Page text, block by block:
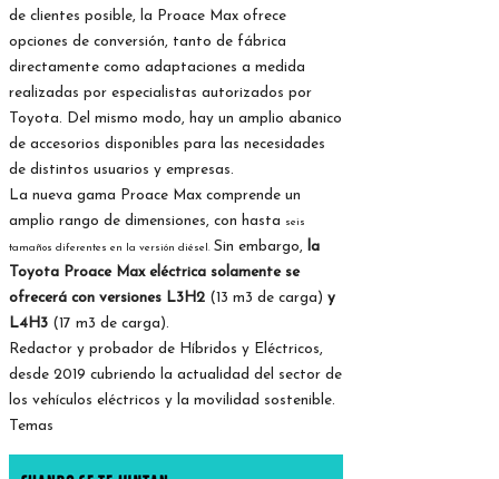
de clientes posible, la Proace Max ofrece
opciones de conversión, tanto de fábrica
directamente como adaptaciones a medida
realizadas por especialistas autorizados por
Toyota. Del mismo modo, hay un amplio abanico
de accesorios disponibles para las necesidades
de distintos usuarios y empresas.
La nueva gama Proace Max comprende un
amplio rango de dimensiones, con hasta
seis
tamaños diferentes en la versión diésel. Sin embargo,
la
Toyota Proace Max eléctrica solamente se
ofrecerá con versiones L3H2 (13 m3 de carga) y
L4H3 (17 m3 de carga).
Redactor y probador de Híbridos y Eléctricos,
desde 2019 cubriendo la actualidad del sector de
los vehículos eléctricos y la movilidad sostenible.
Temas